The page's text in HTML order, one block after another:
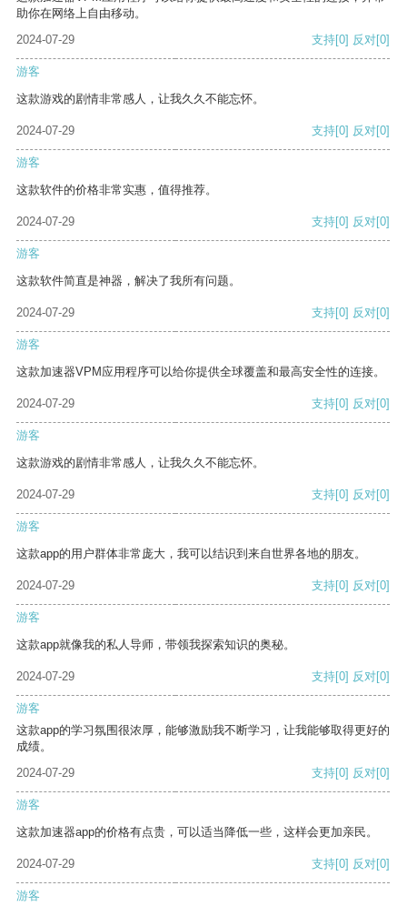
助你在网络上自由移动。
2024-07-29
支持[0] 反对[0]
游客
这款游戏的剧情非常感人，让我久久不能忘怀。
2024-07-29 支持[0] 反对[0]
游客
这款软件的价格非常实惠，值得推荐。
2024-07-29 支持[0] 反对[0]
游客
这款软件简直是神器，解决了我所有问题。
2024-07-29 支持[0] 反对[0]
游客
这款加速器VPM应用程序可以给你提供全球覆盖和最高安全性的连接。
2024-07-29 支持[0] 反对[0]
游客
这款游戏的剧情非常感人，让我久久不能忘怀。
2024-07-29 支持[0] 反对[0]
游客
这款app的用户群体非常庞大，我可以结识到来自世界各地的朋友。
2024-07-29 支持[0] 反对[0]
游客
这款app就像我的私人导师，带领我探索知识的奥秘。
2024-07-29 支持[0] 反对[0]
游客
这款app的学习氛围很浓厚，能够激励我不断学习，让我能够取得更好的
成绩。
2024-07-29
支持[0] 反对[0]
游客
这款加速器app的价格有点贵，可以适当降低一些，这样会更加亲民。
2024-07-29 支持[0] 反对[0]
游客